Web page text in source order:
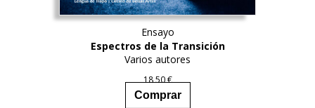
Ensayo
Espectros de la Transición
Varios autores
18,50€
Comprar